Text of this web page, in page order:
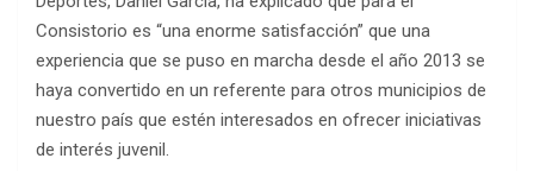
Consistorio es “una enorme satisfacción” que una
experiencia que se puso en marcha desde el año 2013 se
haya convertido en un referente para otros municipios de
nuestro país que estén interesados en ofrecer iniciativas
de interés juvenil.